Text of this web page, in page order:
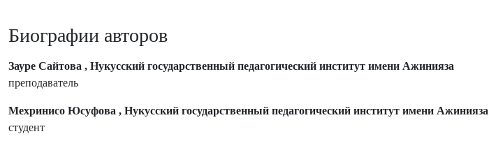
Биографии авторов
Зауре Сайтова , Нукусский государственный педагогический институт имени Ажинияза
преподаватель
Мехринисо Юсуфова , Нукусский государственный педагогический институт имени Ажинияза
студент